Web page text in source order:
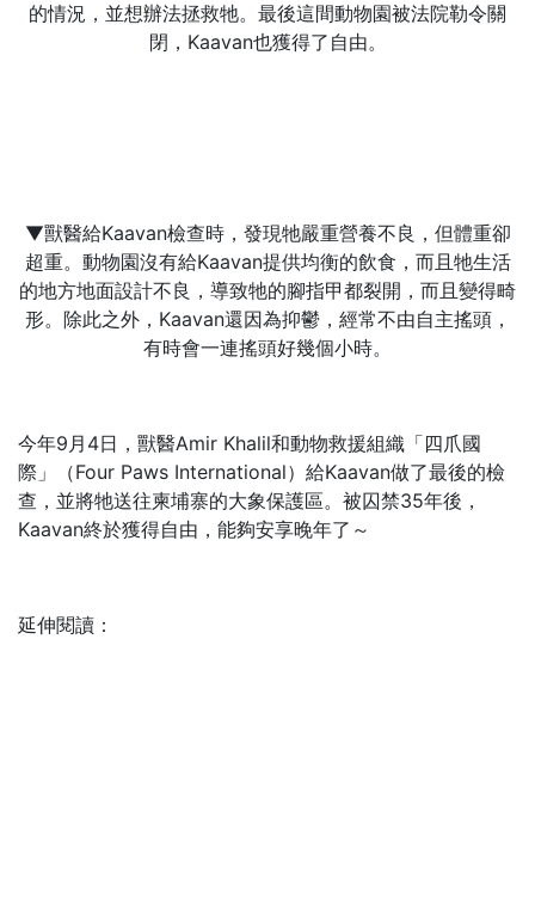
的情況，並想辦法拯救牠。最後這間動物園被法院勒令關
閉，Kaavan也獲得了自由。
▼獸醫給Kaavan檢查時，發現牠嚴重營養不良，但體重卻
超重。動物園沒有給Kaavan提供均衡的飲食，而且牠生活
的地方地面設計不良，導致牠的腳指甲都裂開，而且變得畸
形。除此之外，Kaavan還因為抑鬱，經常不由自主搖頭，
有時會一連搖頭好幾個小時。
今年9月4日，獸醫Amir Khalil和動物救援組織「四爪國
際」（Four Paws International）給Kaavan做了最後的檢
查，並將牠送往柬埔寨的大象保護區。被囚禁35年後，
Kaavan終於獲得自由，能夠安享晚年了～
延伸閱讀：